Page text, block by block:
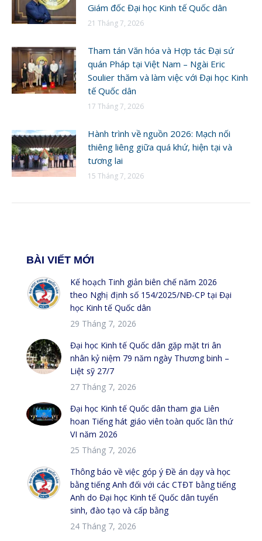
Giám đốc Đại học Kinh tế Quốc dân
21 Tháng 7, 2026
Tham tán Văn hóa và Hợp tác Đại sứ
quán Pháp tại Việt Nam – Ngài Eric
Soulier thăm và làm việc với Đại học Kinh
tế Quốc dân
17 Tháng 7, 2026
Hành trình về nguồn 2026: Mạch nối
thiêng liêng giữa quá khứ, hiện tại và
tương lai
15 Tháng 7, 2026
BÀI VIẾT MỚI
Kế hoạch Tinh giản biên chế năm 2026
theo Nghị định số 154/2025/NĐ-CP tại Đại
học Kinh tế Quốc dân
29 Tháng 7, 2026
Đại học Kinh tế Quốc dân gặp mặt tri ân
nhân kỷ niệm 79 năm ngày Thương binh –
Liệt sỹ 27/7
27 Tháng 7, 2026
Đại học Kinh tế Quốc dân tham gia Liên
hoan Tiếng hát giáo viên toàn quốc lần thứ
VI năm 2026
25 Tháng 7, 2026
Thông báo về việc góp ý Đề án dạy và học
bằng tiếng Anh đối với các CTĐT bằng tiếng
Anh do Đại học Kinh tế Quốc dân tuyển
sinh, đào tạo và cấp bằng
24 Tháng 7, 2026